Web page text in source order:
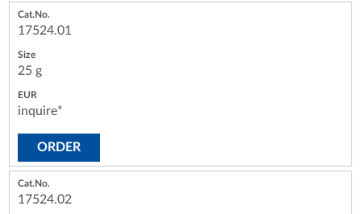
17524.01
25 g
inquire*
ORDER
17524.02